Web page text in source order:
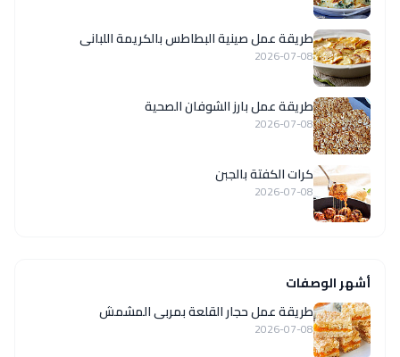
طريقة عمل صينية البطاطس بالكريمة اللبانى
2026-07-08
طريقة عمل بارز الشوفان الصحية
2026-07-08
كرات الكفتة بالجبن
2026-07-08
أشهر الوصفات
طريقة عمل حجار القلعة بمربى المشمش
2026-07-08